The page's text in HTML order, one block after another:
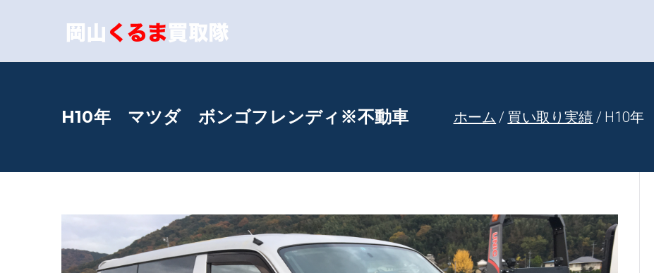
を
H10年 マツダ ボンゴフレンディ※不動車 ホーム 買い取り実績 H10年